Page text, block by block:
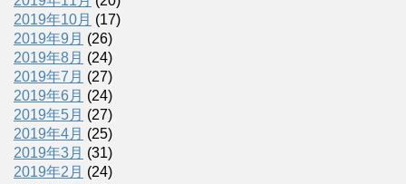
2019年10月 (17)
2019年9月 (26)
2019年8月 (24)
2019年7月 (27)
2019年6月 (24)
2019年5月 (27)
2019年4月 (25)
2019年3月 (31)
2019年2月 (24)